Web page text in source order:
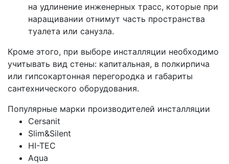
на удлинение инженерных трасс, которые при
наращивании отнимут часть пространства
туалета или санузла.
Кроме этого, при выборе инсталляции необходимо
учитывать вид стены: капитальная, в полкирпича
или гипсокартонная перегородка и габариты
сантехнического оборудования.
Популярные марки производителей инсталляции
Cersanit
Slim&Silent
HI-TEC
Aqua